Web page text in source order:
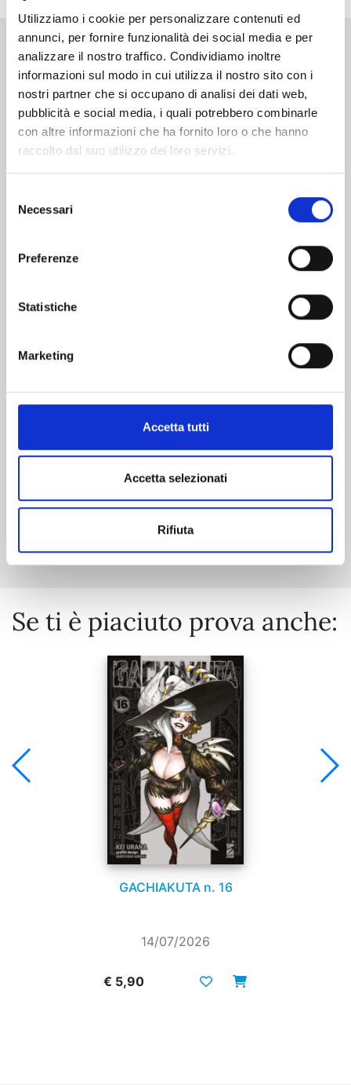
Utilizziamo i cookie per personalizzare contenuti ed
annunci, per fornire funzionalità dei social media e per
analizzare il nostro traffico. Condividiamo inoltre
informazioni sul modo in cui utilizza il nostro sito con i
nostri partner che si occupano di analisi dei dati web,
pubblicità e social media, i quali potrebbero combinarle
con altre informazioni che ha fornito loro o che hanno
raccolto dal suo utilizzo dei loro servizi.
delNecessari
Preferenze
Statistiche
Marketing
Accetta tutti
Accetta selezionati
Rifiuta
Altri volumi della serie
06/10/2026
€ 5,90
Mostra tutto
Se ti è piaciuto prova anche:
GACHIAKUTA n. 16
14/07/2026
€ 5,90